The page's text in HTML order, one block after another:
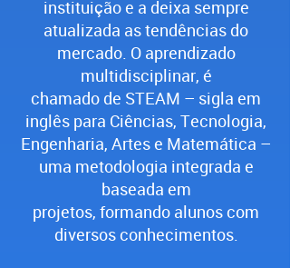
instituição e a deixa sempre
atualizada as tendências do
mercado. O aprendizado
multidisciplinar, é
chamado de STEAM – sigla em
inglês para Ciências, Tecnologia,
Engenharia, Artes e Matemática –
uma metodologia integrada e
baseada em
projetos, formando alunos com
diversos conhecimentos.